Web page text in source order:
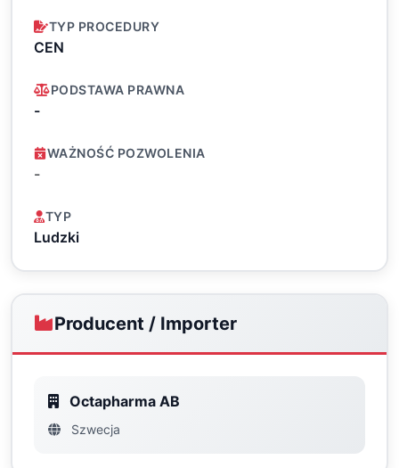
TYP PROCEDURY
CEN
PODSTAWA PRAWNA
-
WAŻNOŚĆ POZWOLENIA
-
TYP
Ludzki
Producent / Importer
Octapharma AB
Szwecja